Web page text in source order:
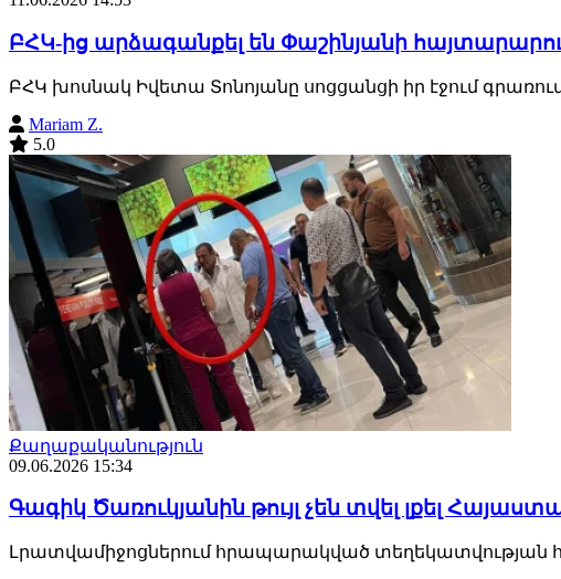
ԲՀԿ-ից արձագանքել են Փաշինյանի
ԲՀԿ խոսնակ Իվետա Տոնոյանը սոցցանցի իր էջում
Mariam Z.
5.0
Քաղաքականություն
09.06.2026 15:34
Գագիկ Ծառուկյանին թույլ չեն տվել լքել
Լրատվամիջոցներում հրապարակված տեղեկատվության